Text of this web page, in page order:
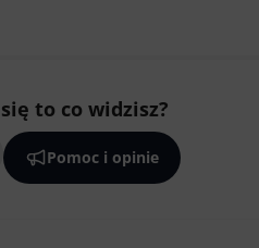
to co widzisz?
Pomoc i opinie